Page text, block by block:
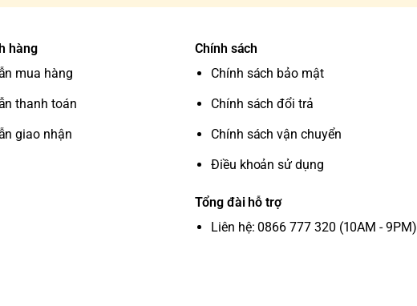
hàng
mua hàng
thanh toán
giao nhận
Chính sách
Chính sách bảo mật
Chính sách đổi trả
Chính sách vận chuyển
Điều khoản sử dụng
Tổng đài hỗ trợ
Liên hệ: 0866 777 320 (10AM - 9PM)